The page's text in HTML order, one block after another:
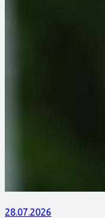
28.07.2026